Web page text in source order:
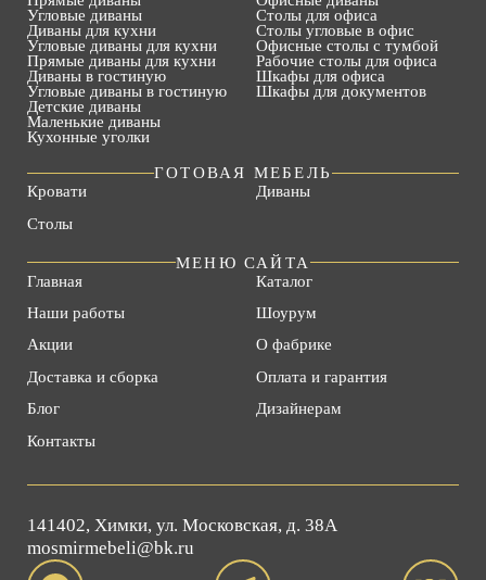
Угловые диваны
Диваны для кухни
Угловые диваны для кухни
Прямые диваны для кухни
Диваны в гостиную
Угловые диваны в гостиную
Детские диваны
Маленькие диваны
Кухонные уголки
Столы для офиса
Столы угловые в офис
Офисные столы с тумбой
Рабочие столы для офиса
Шкафы для офиса
Шкафы для документов
ГОТОВАЯ МЕБЕЛЬ
Кровати
Диваны
Столы
МЕНЮ САЙТА
Главная
Каталог
Наши работы
Шоурум
Акции
О фабрике
Доставка и сборка
Оплата и гарантия
Блог
Дизайнерам
Контакты
141402, Химки, ул. Московская, д. 38А
mosmirmebeli@bk.ru